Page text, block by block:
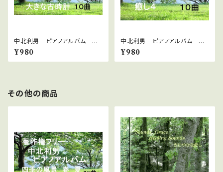
中北利男 ピアノアルバム 大
きな古時計
¥980
中北利男 ピアノアルバム 癒
し4
¥980
その他の商品